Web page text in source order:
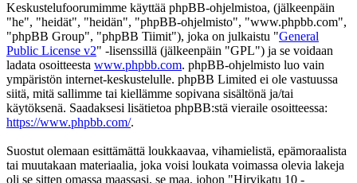
Keskustelufoorumimme käyttää phpBB-ohjelmistoa, (jälkeenpäin
"he", "heidät", "heidän", "phpBB-ohjelmisto", "www.phpbb.com",
"phpBB Group", "phpBB Tiimit"), joka on julkaistu "General
Public License v2" -lisenssillä (jälkeenpäin "GPL") ja se voidaan
ladata osoitteesta www.phpbb.com. phpBB-ohjelmisto luo vain
ympäristön internet-keskustelulle. phpBB Limited ei ole vastuussa
siitä, mitä sallimme tai kiellämme sopivana sisältönä ja/tai
käytöksenä. Saadaksesi lisätietoa phpBB:stä vieraile osoitteessa:
https://www.phpbb.com/.
Suostut olemaan esittämättä loukkaavaa, vihamielistä, epämoraalista
tai muutakaan materiaalia, joka voisi loukata voimassa olevia lakeja
oli se sitten omassa maassasi, se maa, johon "Hirvikatu 10 -